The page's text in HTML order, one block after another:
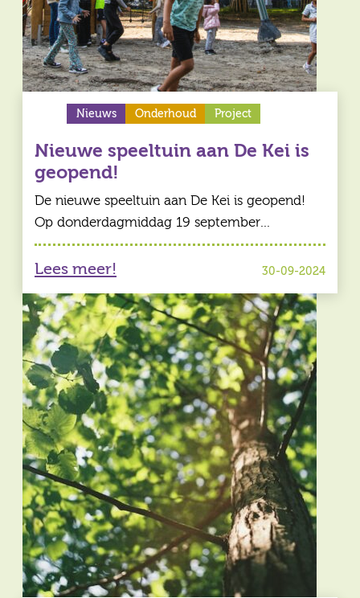
Nieuws Onderhoud Project
Nieuwe speeltuin aan De Kei is
geopend!
De nieuwe speeltuin aan De Kei is geopend!
Op donderdagmiddag 19 september…
Lees meer! 30-09-2024